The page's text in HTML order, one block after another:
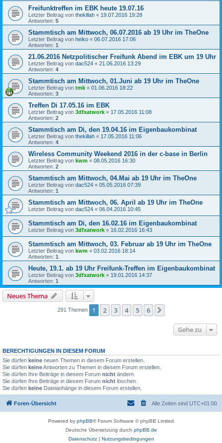
Freifunktreffen im EBK heute 19.07.16
Letzter Beitrag von thekillah « 19.07.2016 19:28
Antworten: 5
Stammtisch am Mittwoch, 06.07.2016 ab 19 Uhr im TheOne
Letzter Beitrag von heiko « 06.07.2016 17:06
Antworten: 1
21.06.2016 Netzpolitischer Freifunk Abend im EBK um 19 Uhr
Letzter Beitrag von dac524 « 21.06.2016 13:29
Antworten: 4
Stammtisch am Mittwoch, 01.Juni ab 19 Uhr im TheOne
Letzter Beitrag von tmk « 01.06.2016 18:22
Antworten: 3
Treffen Di 17.05.16 im EBK
Letzter Beitrag von 3dfxatwork « 17.05.2016 11:08
Antworten: 2
Stammtisch am Di, den 19.04.16 im Eigenbaukombinat
Letzter Beitrag von thekillah « 17.05.2016 11:06
Antworten: 4
Wireless Community Weekend 2016 in der c-base in Berlin
Letzter Beitrag von kwm « 08.05.2016 16:30
Antworten: 2
Stammtisch am Mittwoch, 04.Mai ab 19 Uhr im TheOne
Letzter Beitrag von dac524 « 05.05.2016 07:39
Antworten: 1
Stammtisch am Mittwoch, 06. April ab 19 Uhr im TheOne
Letzter Beitrag von dac524 « 06.04.2016 10:45
Stammtisch am Di, den 16.02.16 im Eigenbaukombinat
Letzter Beitrag von 3dfxatwork « 16.02.2016 16:43
Stammtisch am Mittwoch, 03. Februar ab 19 Uhr im TheOne
Letzter Beitrag von kwm « 03.02.2016 18:14
Antworten: 1
Heute, 19.1. ab 19 Uhr Freifunk-Treffen im Eigenbaukombinat
Letzter Beitrag von 3dfxatwork « 19.01.2016 14:37
Antworten: 1
Neues Thema
291 Themen 1 2 3 4 5 6
Gehe zu
BERECHTIGUNGEN IN DIESEM FORUM
Sie dürfen keine neuen Themen in diesem Forum erstellen.
Sie dürfen keineAntworten zu Themen in diesem Forum erstellen.
Sie dürfen Ihre Beiträge in diesem Forum nicht ändern.
Sie dürfen Ihre Beiträge in diesem Forum nicht löschen.
Sie dürfen keine Dateianhänge in diesem Forum erstellen.
Foren-Übersicht Alle Zeiten sind UTC+01:00
Powered by phpBB® Forum Software © phpBB Limited
Deutsche Übersetzung durch phpBB.de
Datenschutz| Nutzungsbedingungen